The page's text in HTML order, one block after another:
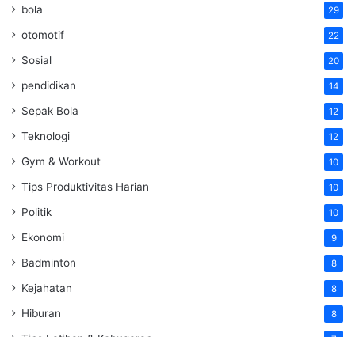
bola 29
otomotif 22
Sosial 20
pendidikan 14
Sepak Bola 12
Teknologi 12
Gym & Workout 10
Tips Produktivitas Harian 10
Politik 10
Ekonomi 9
Badminton 8
Kejahatan 8
Hiburan 8